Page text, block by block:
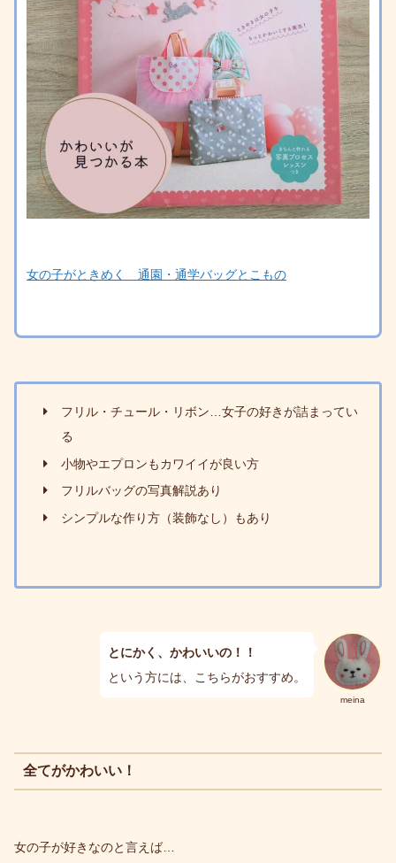
女の子がときめく 通園・通学バッグとこもの
フリル・チュール・リボン…女子の好きが詰まってい
る
小物やエプロンもカワイイが良い方
フリルバッグの写真解説あり
シンプルな作り方（装飾なし）もあり
meina
とにかく、かわいいの！！
という方には、こちらがおすすめ。
全てがかわいい！
女の子が好きなのと言えば…